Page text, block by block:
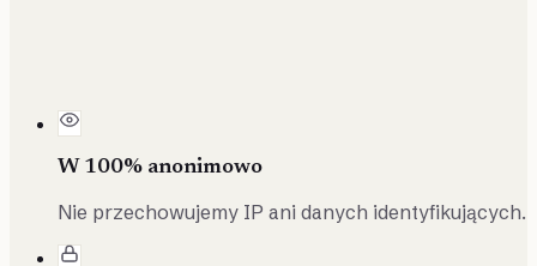
W 100% anonimowo
Nie przechowujemy IP ani danych identyfikujących.